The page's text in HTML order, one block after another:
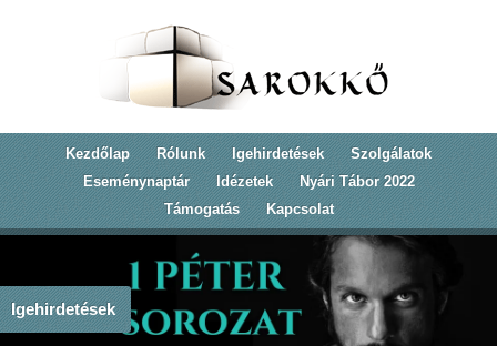
Kezdőlap Rólunk Igehirdetések
Szolgálatok
Eseménynaptár
Idézetek
Nyári Tábor 2022
Támogatás
Kapcsolat
Igehirdetések